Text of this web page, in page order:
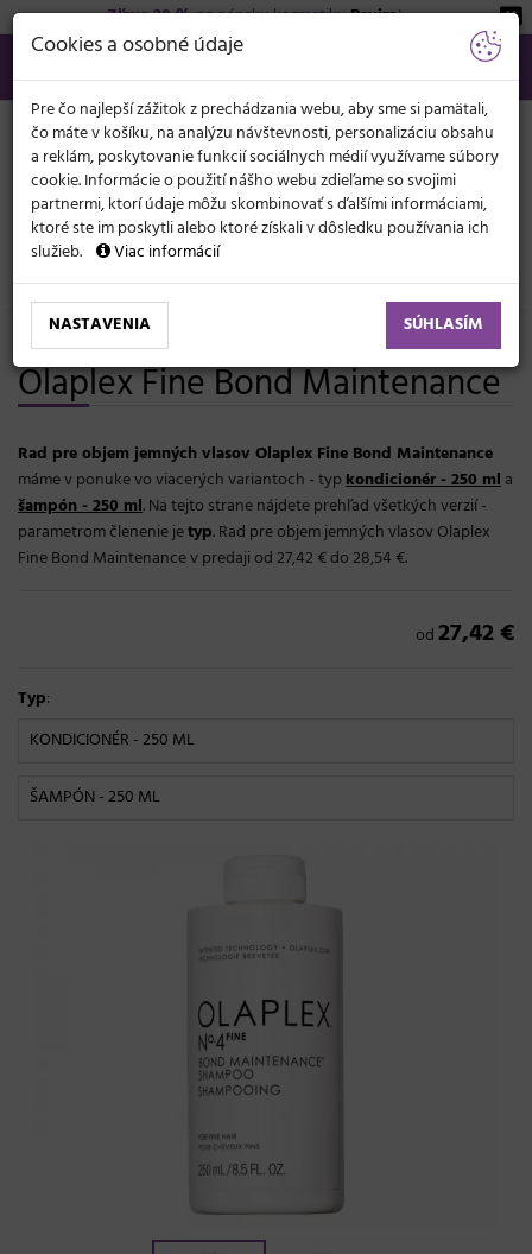
Zľava 20 %na pánsku kozmetikuBeviro!
02/21 201 099
info@svetkadernictva.sk
Po−pia: 8−17
Všetko o nákupe €
KATEGÓRIE
MENU
Značky Olaplex
Rad pre objem jemných vlasov
Olaplex Fine Bond Maintenance
Rad pre objem jemných vlasov Olaplex Fine Bond Maintenance
máme v ponuke vo viacerých variantoch - typkondicionér - 250 mla
šampón - 250 ml. Na tejto strane nájdete prehľad všetkých verzií -
parametrom členenie jetyp. Rad pre objem jemných vlasov Olaplex
Fine Bond Maintenance v predaji od 27,42 € do 28,54 €.
od27,42 €
Typ:
KONDICIONÉR - 250 ML
ŠAMPÓN - 250 ML
Cookies a osobné údaje
Pre čo najlepší zážitok z prechádzania webu, aby sme si pamätali,
čo máte v košíku, na analýzu návštevnosti, personalizáciu obsahu
a reklám, poskytovanie funkcií sociálnych médií využívame súbory
cookie. Informácie o použití nášho webu zdieľame so svojimi
partnermi, ktorí údaje môžu skombinovať s ďalšími informáciami,
ktoré ste im poskytli alebo ktoré získali v dôsledku používania ich
služieb.
Viac informácií
NASTAVENIA SÚHLASÍM